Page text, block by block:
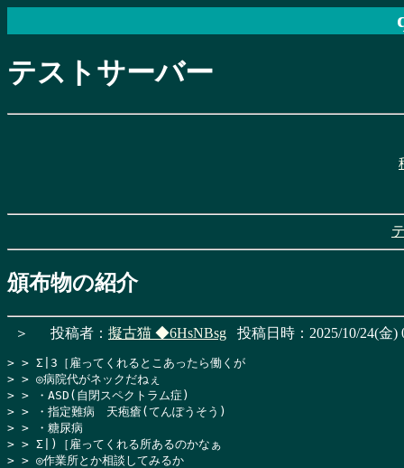
テストサーバー
頒布物の紹介
＞ 投稿者： 擬古猫 ◆6HsNBsg 投稿日時：2025/10/24(金)
> > Σ|3［雇ってくれるとこあったら働くが
> > ◎病院代がネックだねぇ
> > ・ASD(自閉スペクトラム症)
> > ・指定難病　天疱瘡(てんぽうそう)
> > ・糖尿病
> > Σ|)［雇ってくれる所あるのかなぁ
> > ◎作業所とか相談してみるか